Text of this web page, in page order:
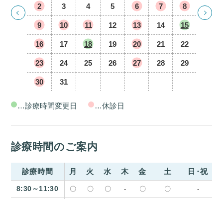
2 3 4 5 6 7 8
9 10 11 12 13 14 15
16 17 18 19 20 21 22
23 24 25 26 27 28 29
30 31
…診療時間変更日 …休診日
診療時間のご案内
診療時間 月 火 水 木 金 土 日・祝
8:30～11:30 〇 〇 〇 - 〇 〇 -